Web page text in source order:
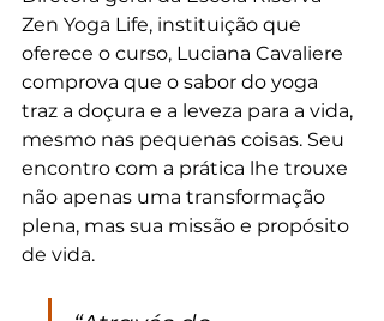
Zen Yoga Life, instituição que
oferece o curso, Luciana Cavaliere
comprova que o sabor do yoga
traz a doçura e a leveza para a vida,
mesmo nas pequenas coisas. Seu
encontro com a prática lhe trouxe
não apenas uma transformação
plena, mas sua missão e propósito
de vida.